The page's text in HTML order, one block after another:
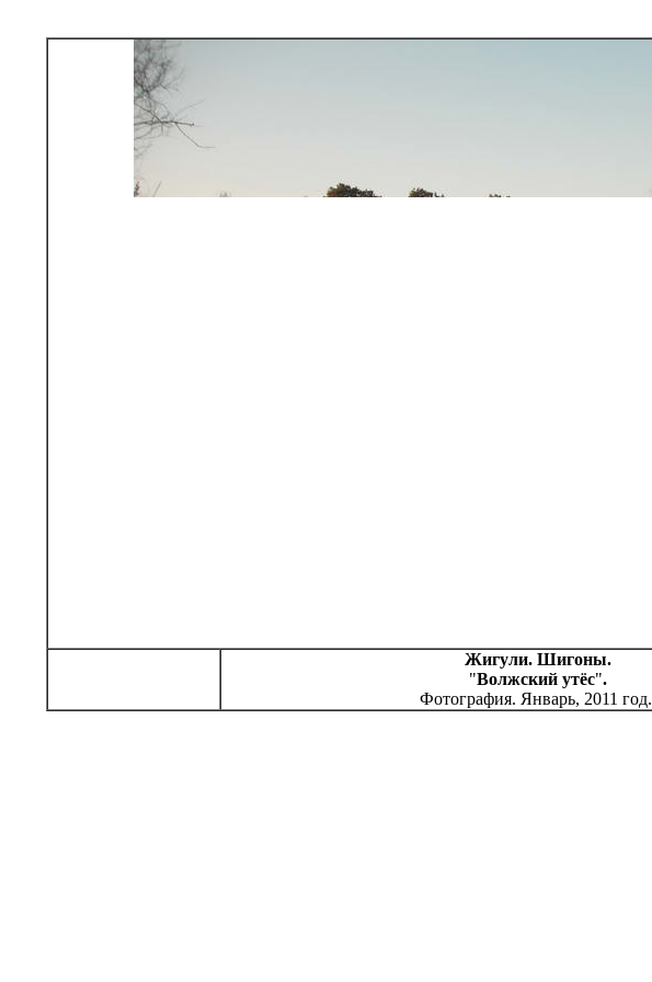
Жигули. Шигоны.
"Волжский утёс".
Фотография. Январь, 2011 год.